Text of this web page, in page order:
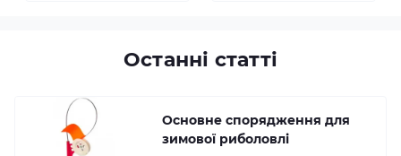
Останні статті
Основне спорядження для
зимової риболовлі